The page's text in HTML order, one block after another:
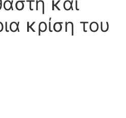
κρίση του